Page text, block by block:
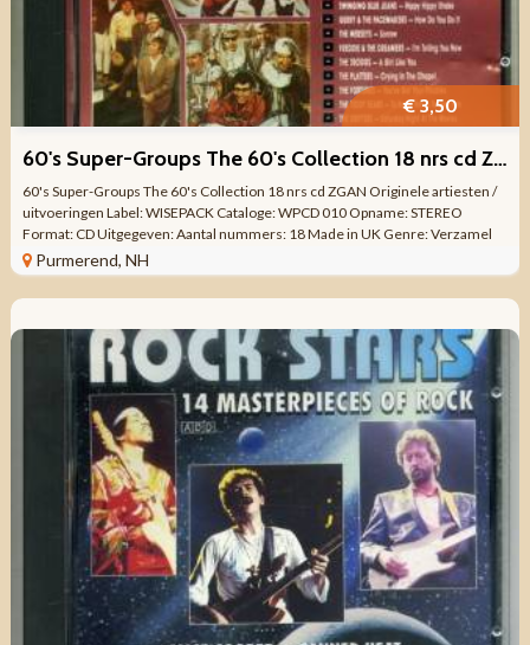
€ 3,50
60's Super-Groups The 60's Collection 18 nrs cd ZGAN
60's Super-Groups The 60's Collection 18 nrs cd ZGAN Originele artiesten /
uitvoeringen Label: WISEPACK Cataloge: WPCD 010 Opname: STEREO
Format: CD Uitgegeven: Aantal nummers: 18 Made in UK Genre: Verzamel
Rock, Pop - ...
Purmerend, NH